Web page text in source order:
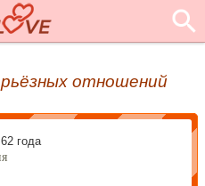
отношений
,62 года